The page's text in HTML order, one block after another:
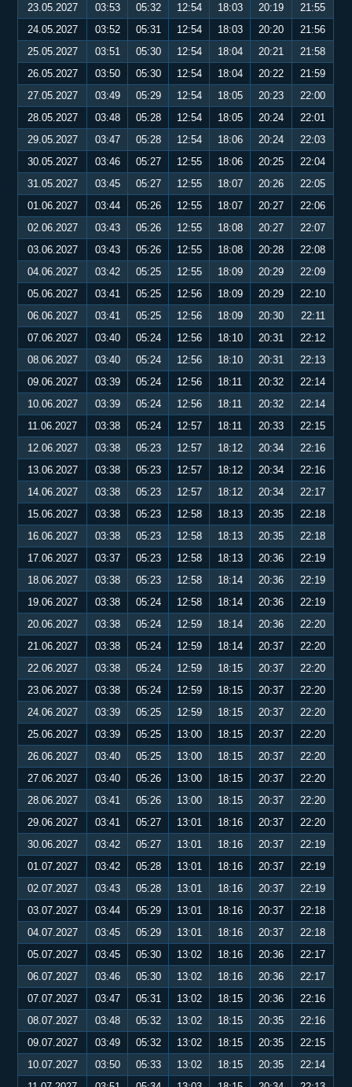
23.05.2027
03:53 05:32 12:54 18:03 20:19
21:55
24.05.2027
03:52 05:31 12:54 18:03 20:20
21:56
25.05.2027
03:51 05:30 12:54 18:04 20:21
21:58
26.05.2027
03:50 05:30 12:54 18:04 20:22
21:59
27.05.2027
03:49 05:29 12:54 18:05 20:23
22:00
28.05.2027
03:48 05:28 12:54 18:05 20:24
22:01
29.05.2027
03:47 05:28 12:54 18:06 20:24
22:03
30.05.2027
03:46 05:27 12:55 18:06 20:25
22:04
31.05.2027
03:45 05:27 12:55 18:07 20:26
22:05
01.06.2027
03:44 05:26 12:55 18:07 20:27
22:06
02.06.2027
03:43 05:26 12:55 18:08 20:27
22:07
03.06.2027
03:43 05:26 12:55 18:08 20:28
22:08
04.06.2027
03:42 05:25 12:55 18:09 20:29
22:09
05.06.2027
03:41 05:25 12:56 18:09 20:29
22:10
06.06.2027
03:41 05:25 12:56 18:09 20:30
22:11
07.06.2027
03:40 05:24 12:56 18:10 20:31
22:12
08.06.2027
03:40 05:24 12:56 18:10 20:31
22:13
09.06.2027
03:39 05:24 12:56 18:11 20:32
22:14
10.06.2027
03:39 05:24 12:56 18:11 20:32
22:14
11.06.2027
03:38 05:24 12:57 18:11 20:33
22:15
12.06.2027
03:38 05:23 12:57 18:12 20:34
22:16
13.06.2027
03:38 05:23 12:57 18:12 20:34
22:16
14.06.2027
03:38 05:23 12:57 18:12 20:34
22:17
15.06.2027
03:38 05:23 12:58 18:13 20:35
22:18
16.06.2027
03:38 05:23 12:58 18:13 20:35
22:18
17.06.2027
03:37 05:23 12:58 18:13 20:36
22:19
18.06.2027
03:38 05:23 12:58 18:14 20:36
22:19
19.06.2027
03:38 05:24 12:58 18:14 20:36
22:19
20.06.2027
03:38 05:24 12:59 18:14 20:36
22:20
21.06.2027
03:38 05:24 12:59 18:14 20:37
22:20
22.06.2027
03:38 05:24 12:59 18:15 20:37
22:20
23.06.2027
03:38 05:24 12:59 18:15 20:37
22:20
24.06.2027
03:39 05:25 12:59 18:15 20:37
22:20
25.06.2027
03:39 05:25 13:00 18:15 20:37
22:20
26.06.2027
03:40 05:25 13:00 18:15 20:37
22:20
27.06.2027
03:40 05:26 13:00 18:15 20:37
22:20
28.06.2027
03:41 05:26 13:00 18:15 20:37
22:20
29.06.2027
03:41 05:27 13:01 18:16 20:37
22:20
30.06.2027
03:42 05:27 13:01 18:16 20:37
22:19
01.07.2027
03:42 05:28 13:01 18:16 20:37
22:19
02.07.2027
03:43 05:28 13:01 18:16 20:37
22:19
03.07.2027
03:44 05:29 13:01 18:16 20:37
22:18
04.07.2027
03:45 05:29 13:01 18:16 20:37
22:18
05.07.2027
03:45 05:30 13:02 18:16 20:36
22:17
06.07.2027
03:46 05:30 13:02 18:16 20:36
22:17
07.07.2027
03:47 05:31 13:02 18:15 20:36
22:16
08.07.2027
03:48 05:32 13:02 18:15 20:35
22:16
09.07.2027
03:49 05:32 13:02 18:15 20:35
22:15
10.07.2027
03:50 05:33 13:02 18:15 20:35
22:14